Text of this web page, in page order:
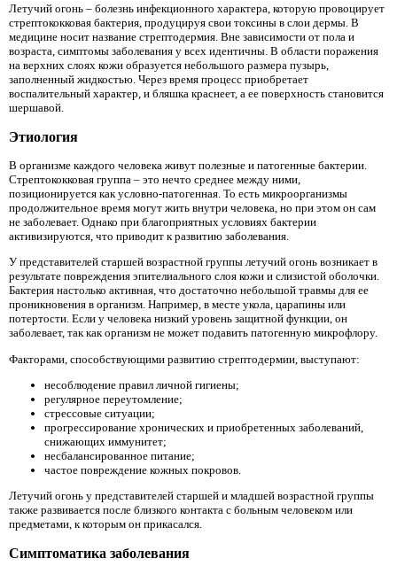
Летучий огонь – болезнь инфекционного характера, которую провоцирует
стрептококковая бактерия, продуцируя свои токсины в слои дермы. В
медицине носит название стрептодермия. Вне зависимости от пола и
возраста, симптомы заболевания у всех идентичны. В области поражения
на верхних слоях кожи образуется небольшого размера пузырь,
заполненный жидкостью. Через время процесс приобретает
воспалительный характер, и бляшка краснеет, а ее поверхность становится
шершавой.
Этиология
В организме каждого человека живут полезные и патогенные бактерии.
Стрептококковая группа – это нечто среднее между ними,
позиционируется как условно-патогенная. То есть микроорганизмы
продолжительное время могут жить внутри человека, но при этом он сам
не заболевает. Однако при благоприятных условиях бактерии
активизируются, что приводит к развитию заболевания.
У представителей старшей возрастной группы летучий огонь возникает в
результате повреждения эпителиального слоя кожи и слизистой оболочки.
Бактерия настолько активная, что достаточно небольшой травмы для ее
проникновения в организм. Например, в месте укола, царапины или
потертости. Если у человека низкий уровень защитной функции, он
заболевает, так как организм не может подавить патогенную микрофлору.
Факторами, способствующими развитию стрептодермии, выступают:
несоблюдение правил личной гигиены;
регулярное переутомление;
стрессовые ситуации;
прогрессирование хронических и приобретенных заболеваний,
снижающих иммунитет;
несбалансированное питание;
частое повреждение кожных покровов.
Летучий огонь у представителей старшей и младшей возрастной группы
также развивается после близкого контакта с больным человеком или
предметами, к которым он прикасался.
Симптоматика заболевания